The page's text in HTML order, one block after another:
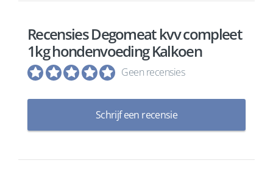
Recensies Degomeat kvv compleet
1kg hondenvoeding Kalkoen
Geen recensies
Schrijf een recensie